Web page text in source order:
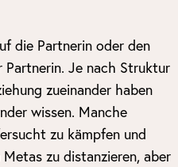
die Partnerin oder den
Partnerin. Je nach Struktur
zueinander haben
wissen. Manche
zu kämpfen und
zu distanzieren, aber